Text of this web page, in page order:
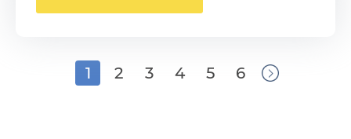
1 2 3 4 5 6